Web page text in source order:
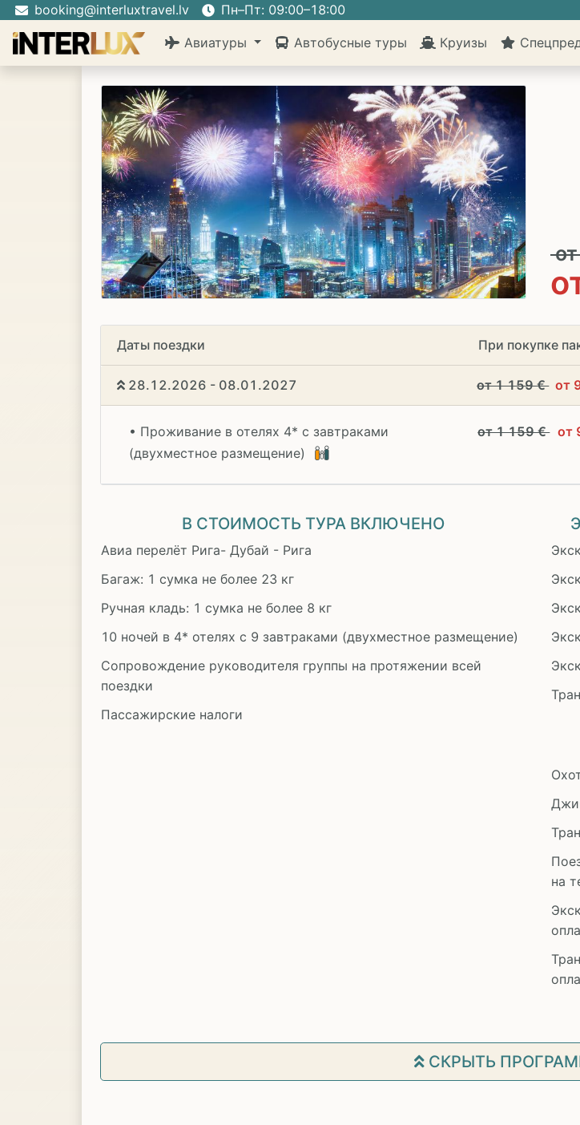
booking@interluxtravel.lv Пн–Пт: 09:00–18:00
Авиатуры Автобусные туры Круизы
Даты поездки При покупке
28.12.2026 - 08.01.2027 от 1 159 €от
• Проживание в отелях 4* с завтраками
(двухместное размещение)
от 1 159 € от
В СТОИМОСТЬ ТУРА ВКЛЮЧЕНО
Авиа перелёт Рига- Дубай - Рига
Багаж: 1 сумка не более 23 кг
Ручная кладь: 1 сумка не более 8 кг
10 ночей в 4* отелях с 9 завтраками (двухместное размещение)
Сопровождение руководителя группы на протяжении всей
поездки
Пассажирские налоги
на
СКРЫТЬ